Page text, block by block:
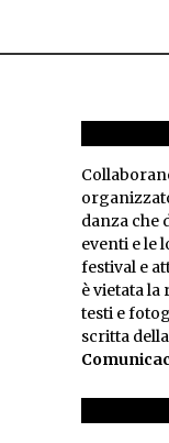
danza che
eventi e le
festival e
è vietata
testi e
scritta